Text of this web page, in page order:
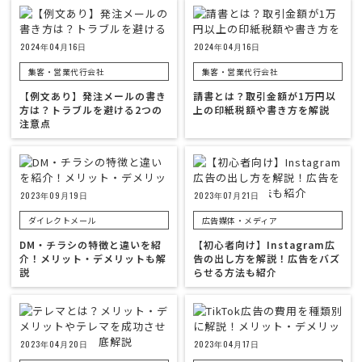
2024年04月16日
集客・営業代行会社
【例文あり】発注メールの書き
方は？トラブルを避ける2つの
注意点
2024年04月16日
集客・営業代行会社
請書とは？取引金額が1万円以
上の印紙税額や書き方を解説
2023年09月19日
ダイレクトメール
DM・チラシの特徴と違いを紹
介！メリット・デメリットも解
説
2023年07月21日
広告媒体・メディア
【初心者向け】Instagram広
告の出し方を解説！広告をバズ
らせる方法も紹介
2023年04月20日 2023年04月17日